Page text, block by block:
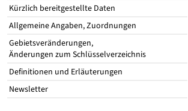
Kürzlich bereitgestellte Daten
Allgemeine Angaben, Zuordnungen
Gebietsveränderungen,
Änderungen zum Schlüsselverzeichnis
Definitionen und Erläuterungen
Newsletter